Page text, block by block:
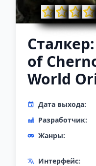
of
World
Дата выхода:
Разработчик:
Жанры:
Интерфейс: